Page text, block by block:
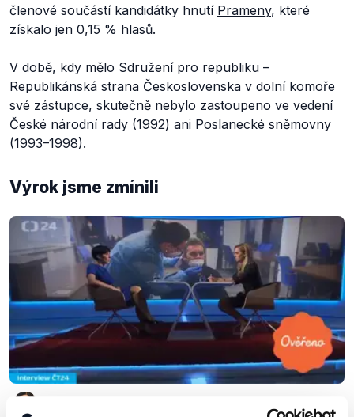
členové součástí kandidátky hnutí Prameny, které
získalo jen 0,15 % hlasů.
V době, kdy mělo Sdružení pro republiku –
Republikánská strana Československa v dolní komoře
své zástupce, skutečně nebylo zastoupeno ve vedení
České národní rady (1992) ani Poslanecké sněmovny
(1993–1998).
Výrok jsme zmínili
OVĚŘENO